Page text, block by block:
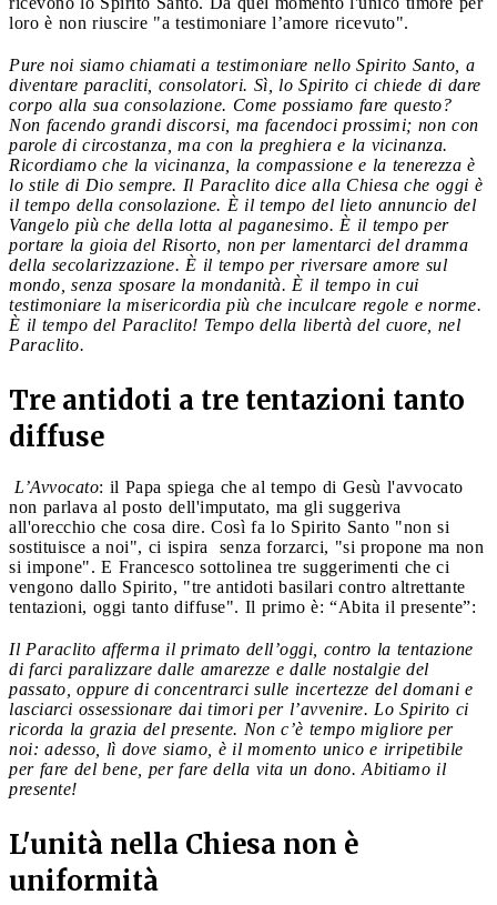
loro è non riuscire "a testimoniare l’amore ricevuto".
Pure noi siamo chiamati a testimoniare nello Spirito Santo, a
diventare paracliti, consolatori. Sì, lo Spirito ci chiede di dare
corpo alla sua consolazione. Come possiamo fare questo?
Non facendo grandi discorsi, ma facendoci prossimi; non con
parole di circostanza, ma con la preghiera e la vicinanza.
Ricordiamo che la vicinanza, la compassione e la tenerezza è
lo stile di Dio sempre. Il Paraclito dice alla Chiesa che oggi è
il tempo della consolazione. È il tempo del lieto annuncio del
Vangelo più che della lotta al paganesimo. È il tempo per
portare la gioia del Risorto, non per lamentarci del dramma
della secolarizzazione. È il tempo per riversare amore sul
mondo, senza sposare la mondanità. È il tempo in cui
testimoniare la misericordia più che inculcare regole e norme.
È il tempo del Paraclito! Tempo della libertà del cuore, nel
Paraclito.
Tre antidoti a tre tentazioni tanto
diffuse
L’Avvocato: il Papa spiega che al tempo di Gesù l'avvocato
non parlava al posto dell'imputato, ma gli suggeriva
all'orecchio che cosa dire. Così fa lo Spirito Santo "non si
sostituisce a noi", ci ispira senza forzarci, "si propone ma non
si impone". E Francesco sottolinea tre suggerimenti che ci
vengono dallo Spirito, "tre antidoti basilari contro altrettante
tentazioni, oggi tanto diffuse". Il primo è: “Abita il presente”:
Il Paraclito afferma il primato dell’oggi, contro la tentazione
di farci paralizzare dalle amarezze e dalle nostalgie del
passato, oppure di concentrarci sulle incertezze del domani e
lasciarci ossessionare dai timori per l’avvenire. Lo Spirito ci
ricorda la grazia del presente. Non c’è tempo migliore per
noi: adesso, lì dove siamo, è il momento unico e irripetibile
per fare del bene, per fare della vita un dono. Abitiamo il
presente!
L'unità nella Chiesa non è
uniformità